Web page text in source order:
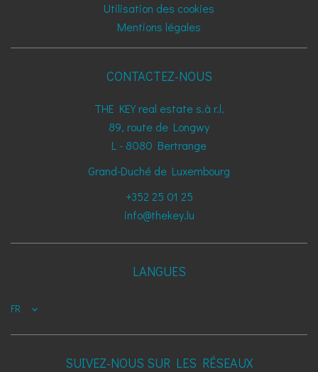
Utilisation des cookies
Mentions légales
CONTACTEZ-NOUS
THE KEY real estate s.à r.l.
89, route de Longwy
L - 8080 Bertrange
Grand-Duché de Luxembourg
+352 25 01 25
info@thekey.lu
LANGUES
FR
SUIVEZ-NOUS SUR LES RÉSEAUX